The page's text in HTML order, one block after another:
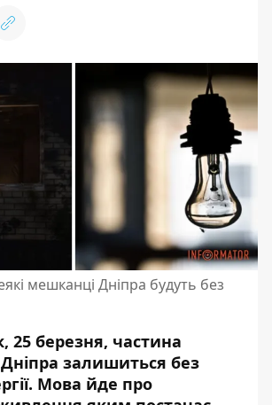
мешканці Дніпра будуть без
25 березня, частина
залишиться без
Мова йде про